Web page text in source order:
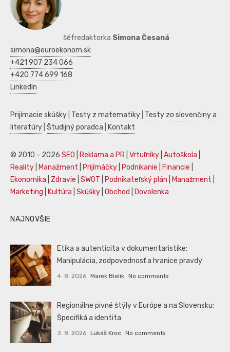
šéfredaktorka Simona Česaná
simona@euroekonom.sk
+421 907 234 066
+420 774 699 168
LinkedIn
Prijímacie skúšky Testy z matematiky Testy zo slovenčiny a
literatúry Študijný poradca Kontakt
© 2010 - 2026 SEO Reklama a PR Vrtuľníky Autoškola
Reality
Manažment Prijímáčky Podnikanie Financie
Ekonomika
Zdravie SWOT Podnikateľský plán Manažment
Marketing
Kultúra Skúšky Obchod Dovolenka
NAJNOVŠIE
Etika a autenticita v dokumentaristike:
Manipulácia, zodpovednosť a hranice pravdy
4. 8. 2026 Marek Bielik No comments
Regionálne pivné štýly v Európe a na Slovensku:
Špecifiká a identita
3. 8. 2026 Lukáš Kroc No comments